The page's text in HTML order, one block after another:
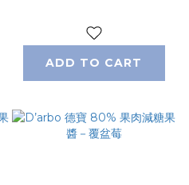
ADD TO CART